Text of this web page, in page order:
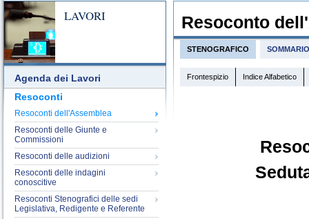
LAVORI
Agenda dei Lavori
Resoconti
Resoconti dell'Assemblea
Resoconti delle Giunte e
Commissioni
Resoconti delle audizioni
Resoconti delle indagini
conoscitive
Resoconti Stenografici delle sedi
Legislativa, Redigente e Referente
Resoconto
STENOGRAFICO SOMMARIO
Frontespizio Indice Alfabetico